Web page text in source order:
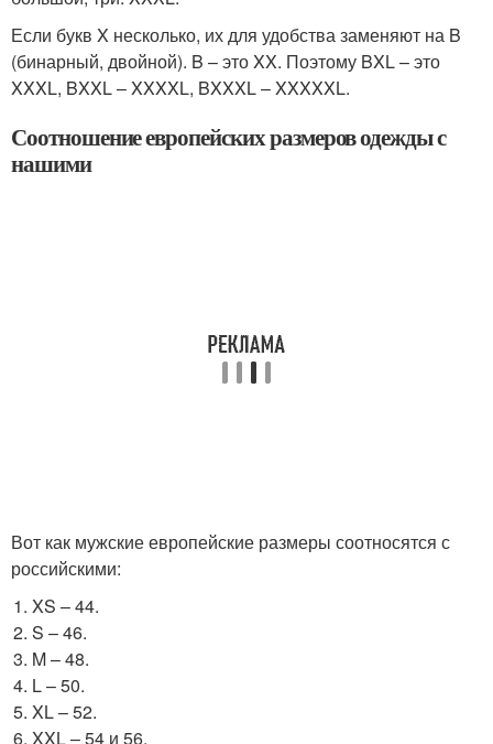
Если букв X несколько, их для удобства заменяют на B
(бинарный, двойной). B – это XX. Поэтому BXL – это
XXXL, BXXL – XXXXL, BXXXL – XXXXXL.
Соотношение европейских размеров одежды с
нашими
Вот как мужские европейские размеры соотносятся с
российскими:
XS – 44.
S – 46.
M – 48.
L – 50.
XL – 52.
XXL – 54 и 56.